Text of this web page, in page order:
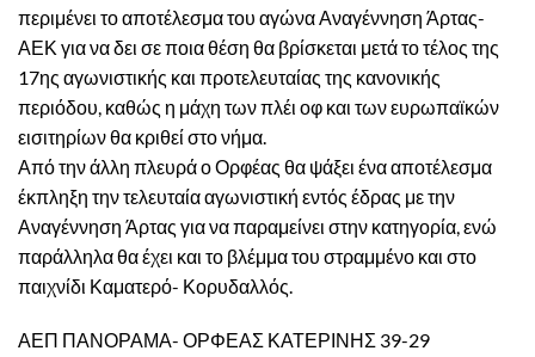
περιμένει το αποτέλεσμα του αγώνα Αναγέννηση Άρτας-
ΑΕΚ για να δει σε ποια θέση θα βρίσκεται μετά το τέλος της
17ης αγωνιστικής και προτελευταίας της κανονικής
περιόδου, καθώς η μάχη των πλέι οφ και των ευρωπαϊκών
εισιτηρίων θα κριθεί στο νήμα.
Από την άλλη πλευρά ο Ορφέας θα ψάξει ένα αποτέλεσμα
έκπληξη την τελευταία αγωνιστική εντός έδρας με την
Αναγέννηση Άρτας για να παραμείνει στην κατηγορία, ενώ
παράλληλα θα έχει και το βλέμμα του στραμμένο και στο
παιχνίδι Καματερό- Κορυδαλλός.
ΑΕΠ ΠΑΝΟΡΑΜΑ- ΟΡΦΕΑΣ ΚΑΤΕΡΙΝΗΣ 39-29